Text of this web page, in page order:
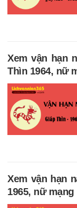
Xem vận hạn
Thìn 1964, nữ
Xem vận hạn
1965, nữ mạng